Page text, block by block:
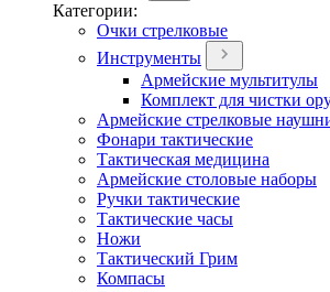
Категории:
Очки стрелковые
Инструменты
Армейские мультитулы
Комплект для чистки
Армейские стрелковые
Фонари тактические
Тактическая медицина
Армейские столовые наборы
Ручки тактические
Тактические часы
Ножи
Тактический Грим
Компасы